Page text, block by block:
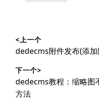
章
导
航
<上一个
上
文
章：
dedecms附件发布(添
下一个>
下
篇
dedecms教程：缩略图
方法